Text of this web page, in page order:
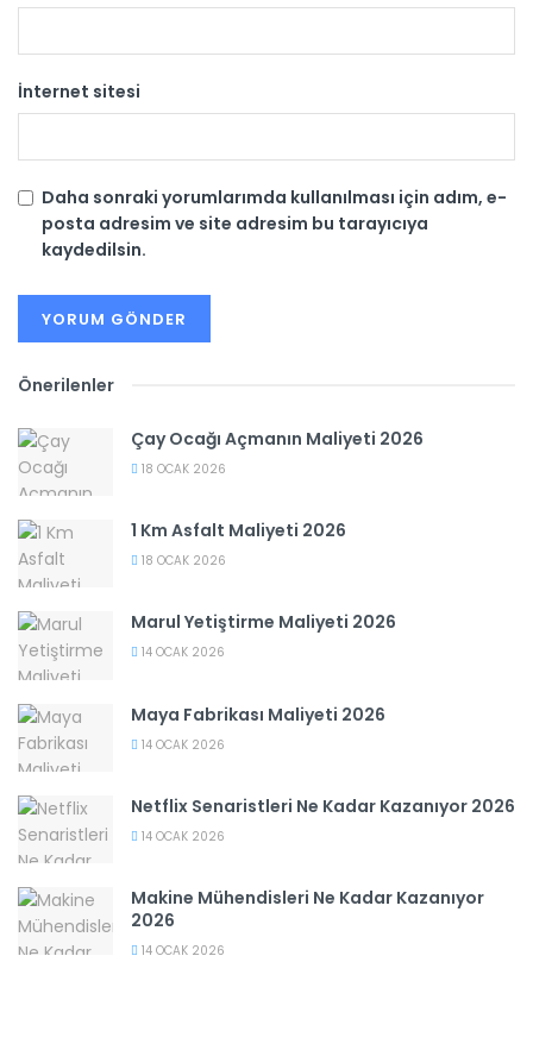
İnternet sitesi
Daha sonraki yorumlarımda kullanılması için adım, e-
posta adresim ve site adresim bu tarayıcıya
kaydedilsin.
Önerilenler
Çay Ocağı Açmanın Maliyeti 2026
18 OCAK 2026
1 Km Asfalt Maliyeti 2026
18 OCAK 2026
Marul Yetiştirme Maliyeti 2026
14 OCAK 2026
Maya Fabrikası Maliyeti 2026
14 OCAK 2026
Netflix Senaristleri Ne Kadar Kazanıyor 2026
14 OCAK 2026
Makine Mühendisleri Ne Kadar Kazanıyor
2026
14 OCAK 2026